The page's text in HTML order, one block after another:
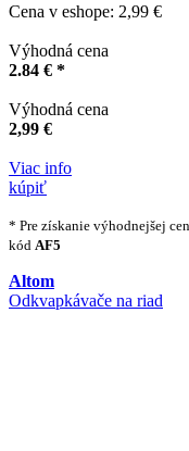
Cena v eshope: 2,99 €
Výhodná cena
2.84 € *
Výhodná cena
2,99 €
Viac info
kúpiť
* Pre získanie výhodnejšej
kód AF5
Altom
Odkvapkávače na riad